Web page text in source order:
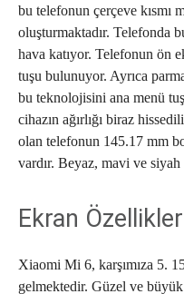
bu telefonun çerçeve kısmı
oluşturmaktadır. Telefonda
hava katıyor. Telefonun ön
tuşu bulunuyor. Ayrıca
bu teknolojisini ana menü
cihazın ağırlığı biraz
olan telefonun 145.17 mm
vardır. Beyaz, mavi ve
Ekran
Xiaomi Mi 6, karşımıza 5.
gelmektedir. Güzel ve